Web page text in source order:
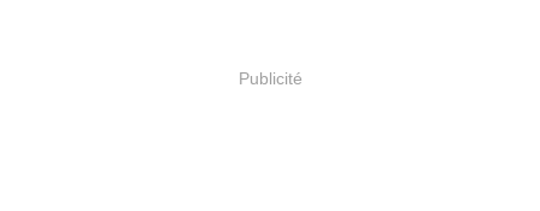
Publicité